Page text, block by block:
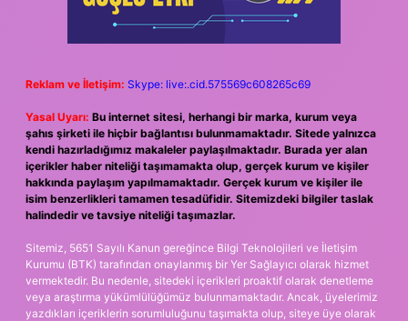
Reklam ve İletişim: Skype: live:.cid.575569c608265c69
Yasal Uyarı: Bu internet sitesi, herhangi bir marka, kurum veya
şahıs şirketi ile hiçbir bağlantısı bulunmamaktadır. Sitede yalnızca
kendi hazırladığımız makaleler paylaşılmaktadır. Burada yer alan
içerikler haber niteliği taşımamakta olup, gerçek kurum ve kişiler
hakkında paylaşım yapılmamaktadır. Gerçek kurum ve kişiler ile
isim benzerlikleri tamamen tesadüfidir. Sitemizdeki bilgiler taslak
halindedir ve tavsiye niteliği taşımazlar.
Sitemiz, 5651 Sayılı Kanun gereğince Bilgi Teknolojileri ve İletişim
Kurumu (BTK) tarafından onaylanmış bir Yer Sağlayıcı olarak hizmet
vermektedir. Bu nedenle, sitedeki içerikleri proaktif olarak denetleme
veya araştırma yükümlülüğümüz bulunmamaktadır. Ancak, üyelerimiz
yazdıkları içeriklerin sorumluluğunu taşımakta olup, siteye üye olarak